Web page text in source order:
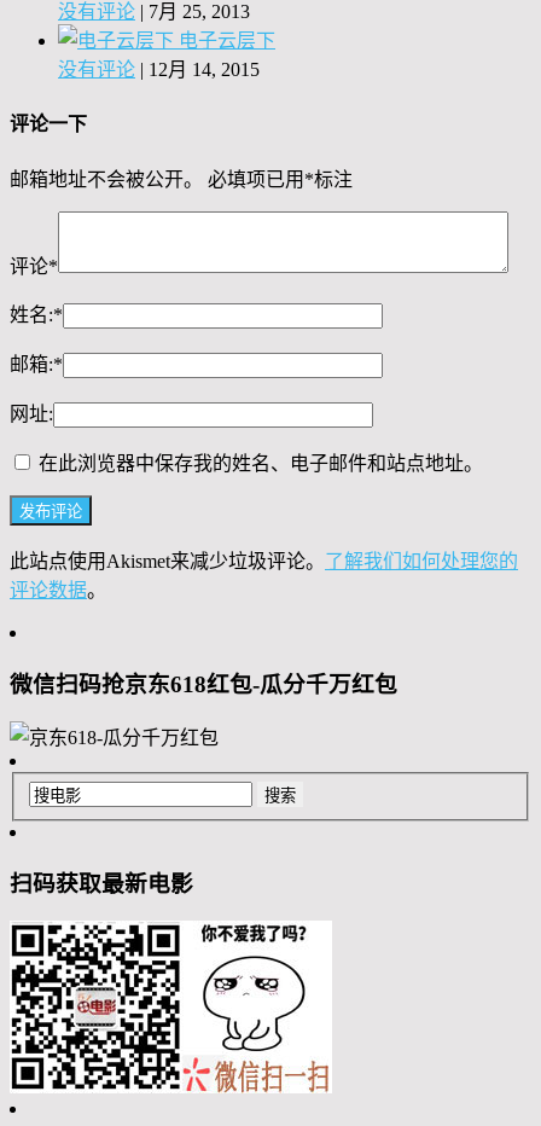
没有评论 | 7月 25, 2013
电子云层下
没有评论 | 12月 14, 2015
评论一下
邮箱地址不会被公开。 必填项已用 *标注
评论*
姓名:*
邮箱:*
网址:
在此浏览器中保存我的姓名、电子邮件和站点地址。
此站点使用Akismet来减少垃圾评论。 了解我们如何处理您的
评论数据。
微信扫码抢京东618红包-瓜分千万红包
扫码获取最新电影